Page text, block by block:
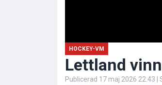
HOCKEY-VM
Lettland
Publicerad 17 maj 2026 22:43 |